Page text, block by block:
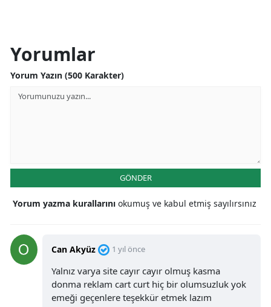
Yorumlar
Yorum Yazın (500 Karakter)
GÖNDER
Yorum yazma kurallarını okumuş ve kabul etmiş sayılırsınız
Can Akyüz 1 yıl önce
Yalnız varya site cayır cayır olmuş kasma
donma reklam cart curt hiç bir olumsuzluk yok
emeği geçenlere teşekkür etmek lazım